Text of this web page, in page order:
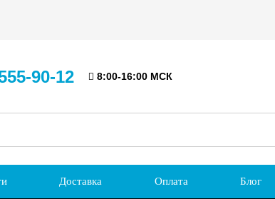
90-12 8:00-16:00 МСК
Доставка Оплата Блог